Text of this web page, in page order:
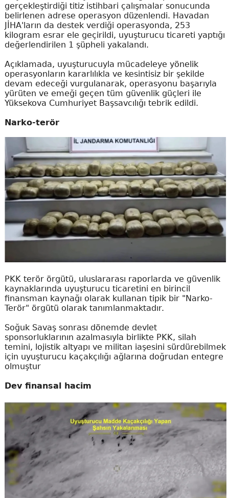
gerçekleştirdiği titiz istihbari çalışmalar sonucunda
belirlenen adrese operasyon düzenlendi. Havadan
JİHA'ların da destek verdiği operasyonda, 253
kilogram esrar ele geçirildi, uyuşturucu ticareti yaptığı
değerlendirilen 1 şüpheli yakalandı.
Açıklamada, uyuşturucuyla mücadeleye yönelik
operasyonların kararlılıkla ve kesintisiz bir şekilde
devam edeceği vurgulanarak, operasyonu başarıyla
yürüten ve emeği geçen tüm güvenlik güçleri ile
Yüksekova Cumhuriyet Başsavcılığı tebrik edildi.
Narko-terör
PKK terör örgütü, uluslararası raporlarda ve güvenlik
kaynaklarında uyuşturucu ticaretini en birincil
finansman kaynağı olarak kullanan tipik bir "Narko-
Terör" örgütü olarak tanımlanmaktadır.
Soğuk Savaş sonrası dönemde devlet
sponsorluklarının azalmasıyla birlikte PKK, silah
temini, lojistik altyapı ve militan iaşesini sürdürebilmek
için uyuşturucu kaçakçılığı ağlarına doğrudan entegre
olmuştur
Dev finansal hacim